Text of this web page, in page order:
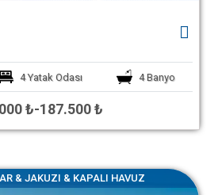
4 Yatak Odası 4 Banyo
₺-187.500 ₺
& JAKUZI & KAPALI HAVUZ